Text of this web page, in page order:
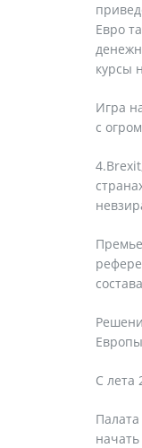
Евро
курсы
Игра
с
С лета